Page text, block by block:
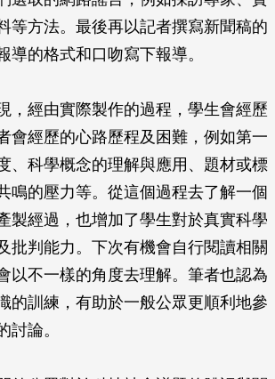
等方法。最後再以記者撰寫新聞稿的
導的格式和口吻寫下報導。
，經由實際製作的過程，學生會經歷
會經歷的心路歷程及困難，例如第一
、科學概念的理解與應用、題材或標
鳴的壓力等。從這個過程去了解一個
製經過，也增加了學生對於真實科學
批判能力。下次有機會自行閱讀相關
以不一樣的角度去理解。筆者也認為
的訓練，有助於一般公眾更順利地參
討論。